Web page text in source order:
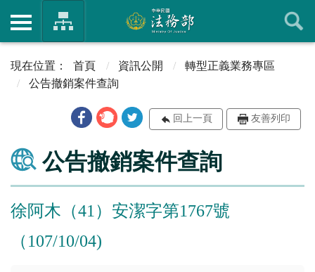
首頁 資訊公開
轉型正義業務專區
公告撤銷案件查詢
回上一頁 友善列印
公告撤銷案件查詢
徐阿木（41）安潔字第1767號
（107/10/04)